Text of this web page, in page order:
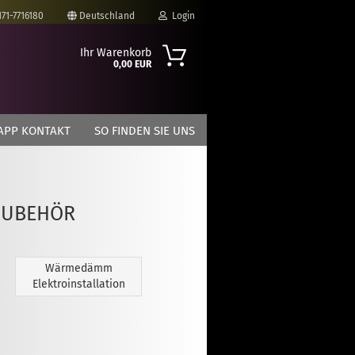
7716180 Deutschland Login
vergessen?
Ihr Warenkorb
0,00 EUR
KONTAKT SO FINDEN SIE UNS
Wärmedämm
Elektroinstallation